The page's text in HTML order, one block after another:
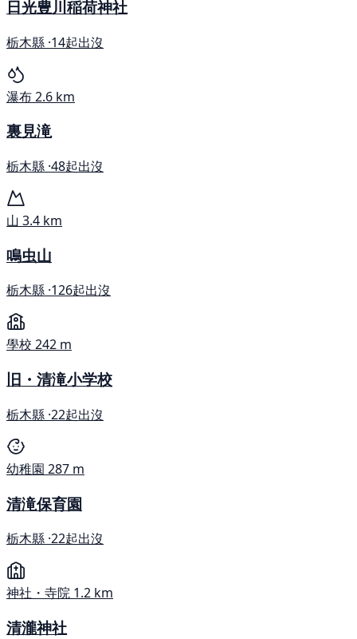
日光豊川稲荷神社
栃木縣 ·14起出沒
瀑布2.6 km
裏見滝
栃木縣 ·48起出沒
山 3.4 km
鳴虫山
栃木縣 ·126起出沒
學校 242 m
旧・清滝小学校
栃木縣 ·22起出沒
幼稚園 287 m
清滝保育園
栃木縣 ·22起出沒
神社・寺院 1.2 km
清瀧神社